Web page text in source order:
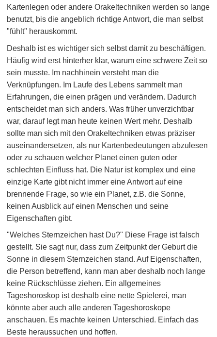
Kartenlegen oder andere Orakeltechniken werden so lange
benutzt, bis die angeblich richtige Antwort, die man selbst
"fühlt" herauskommt.
Deshalb ist es wichtiger sich selbst damit zu beschäftigen.
Häufig wird erst hinterher klar, warum eine schwere Zeit so
sein musste. Im nachhinein versteht man die
Verknüpfungen. Im Laufe des Lebens sammelt man
Erfahrungen, die einen prägen und verändern. Dadurch
entscheidet man sich anders. Was früher unverzichtbar
war, darauf legt man heute keinen Wert mehr. Deshalb
sollte man sich mit den Orakeltechniken etwas präziser
auseinandersetzen, als nur Kartenbedeutungen abzulesen
oder zu schauen welcher Planet einen guten oder
schlechten Einfluss hat. Die Natur ist komplex und eine
einzige Karte gibt nicht immer eine Antwort auf eine
brennende Frage, so wie ein Planet, z.B. die Sonne,
keinen Ausblick auf einen Menschen und seine
Eigenschaften gibt.
"Welches Sternzeichen hast Du?" Diese Frage ist falsch
gestellt. Sie sagt nur, dass zum Zeitpunkt der Geburt die
Sonne in diesem Sternzeichen stand. Auf Eigenschaften,
die Person betreffend, kann man aber deshalb noch lange
keine Rückschlüsse ziehen. Ein allgemeines
Tageshoroskop ist deshalb eine nette Spielerei, man
könnte aber auch alle anderen Tageshoroskope
anschauen. Es machte keinen Unterschied. Einfach das
Beste heraussuchen und hoffen.